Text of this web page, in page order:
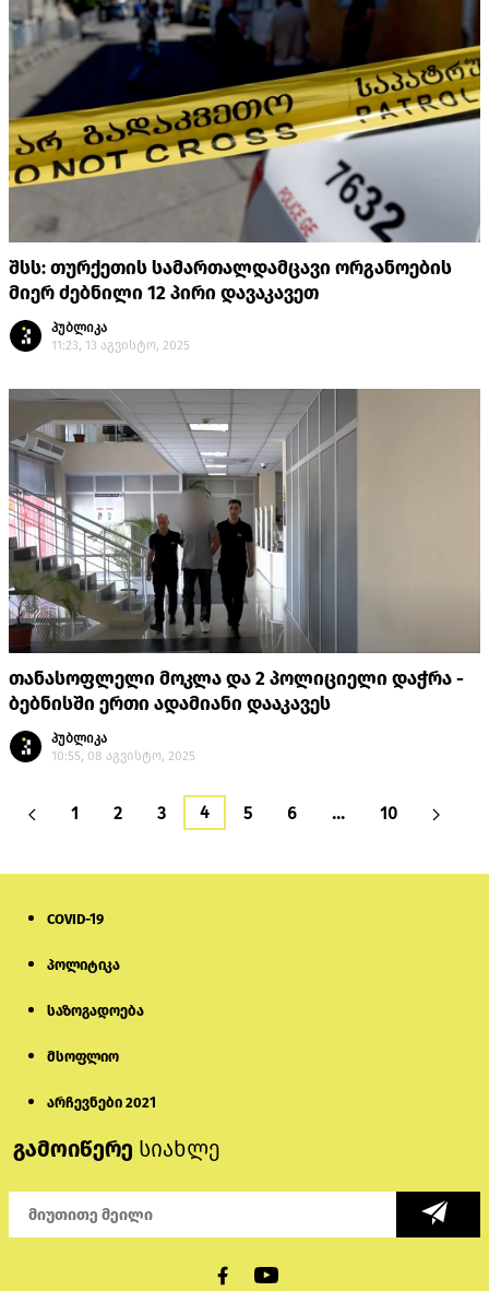
შსს: თურქეთის სამართალდამცავი ორგანოების
მიერ ძებნილი 12 პირი დავაკავეთ
პუბლიკა
11:23, 13 აგვისტო, 2025
თანასოფლელი მოკლა და 2 პოლიციელი დაჭრა -
ბებნისში ერთი ადამიანი დააკავეს
პუბლიკა
10:55, 08 აგვისტო, 2025
1 2 3 4 5 6 … 10
COVID-19
პოლიტიკა
საზოგადოება
მსოფლიო
არჩევნები 2021
გამოიწერე სიახლე